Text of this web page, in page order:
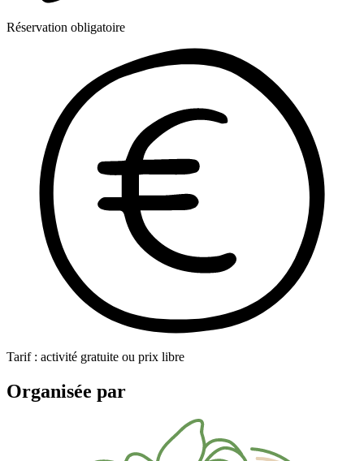
Réservation obligatoire
Tarif : activité gratuite ou prix libre
Organisée par